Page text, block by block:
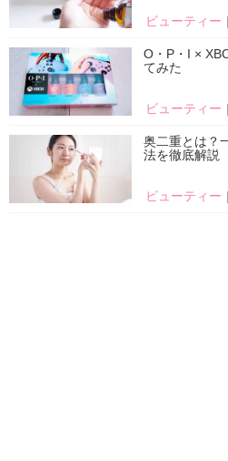
ビューティー
O・P・I ×
てみた
ビューティー
奥二重とは？
法を徹底解説
ビューティー